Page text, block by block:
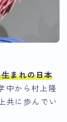
まれの日本
中から村上隆
共に歩んでい